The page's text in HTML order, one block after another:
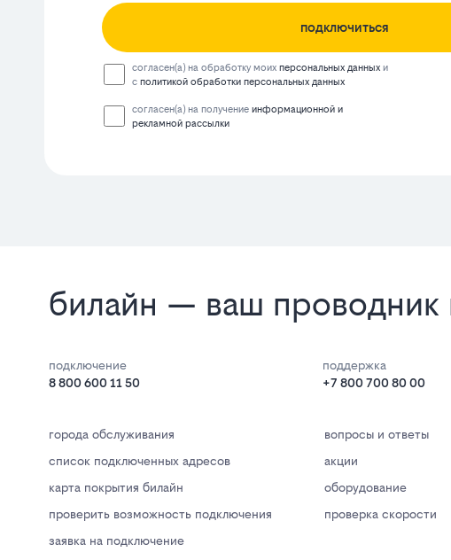
подключиться
согласен(а) на обработку моих персональных данных и
с политикой обработки персональных данных
согласен(а) на получение информационной и
рекламной рассылки
билайн — ваш проводник
подключение
8 800 600 11 50
поддержка
+7 800 700 80 00
города обслуживания
список подключенных адресов
карта покрытия билайн
проверить возможность подключения
заявка на подключение
вопросы и ответы
акции
оборудование
проверка скорости